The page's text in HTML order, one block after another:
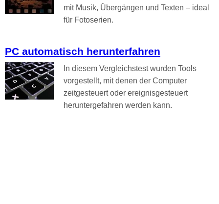
mit Musik, Übergängen und Texten – ideal
für Fotoserien.
PC automatisch herunterfahren
In diesem Vergleichstest wurden Tools
vorgestellt, mit denen der Computer
zeitgesteuert oder ereignisgesteuert
heruntergefahren werden kann.